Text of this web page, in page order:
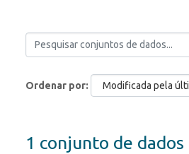
Ordenar por
1 conjunto de